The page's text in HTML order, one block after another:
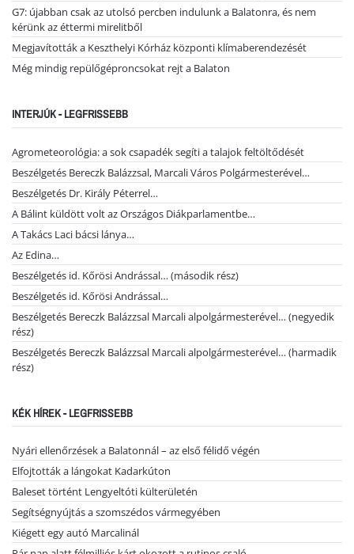
G7: újabban csak az utolsó percben indulunk a Balatonra, és nem
kérünk az éttermi mirelitből
Megjavították a Keszthelyi Kórház központi klímaberendezését
Még mindig repülőgéproncsokat rejt a Balaton
INTERJÚK - LEGFRISSEBB
Agrometeorológia: a sok csapadék segíti a talajok feltöltődését
Beszélgetés Bereczk Balázzsal, Marcali Város Polgármesterével…
Beszélgetés Dr. Király Péterrel…
A Bálint küldött volt az Országos Diákparlamentbe…
A Takács Laci bácsi lánya…
Az Edina…
Beszélgetés id. Kőrösi Andrással… (második rész)
Beszélgetés id. Kőrösi Andrással…
Beszélgetés Bereczk Balázzsal Marcali alpolgármesterével… (negyedik
rész)
Beszélgetés Bereczk Balázzsal Marcali alpolgármesterével… (harmadik
rész)
KÉK HÍREK - LEGFRISSEBB
Nyári ellenőrzések a Balatonnál – az első félidő végén
Elfojtották a lángokat Kadarkúton
Baleset történt Lengyeltóti külterületén
Segítségnyújtás a szomszédos vármegyében
Kiégett egy autó Marcalinál